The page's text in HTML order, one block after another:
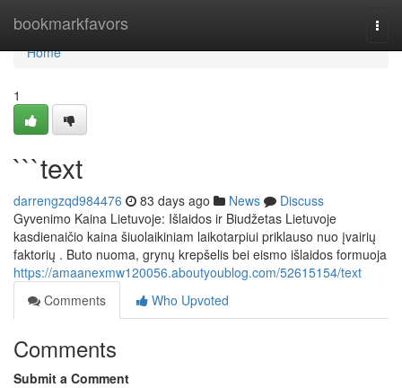
bookmarkfavors
Home
Home
1
```text
darrengzqd984476 83 days ago News
Discuss
Gyvenimo Kaina Lietuvoje: Išlaidos ir Biudžetas Lietuvoje
kasdienaičio kaina šiuolaikiniam laikotarpiui priklauso nuo įvairių
faktorių . Buto nuoma, grynų krepšelis bei eismo išlaidos formuoja
https://amaanexmw120056.aboutyoublog.com/52615154/text
Comments
Who Upvoted
Comments
Submit a Comment